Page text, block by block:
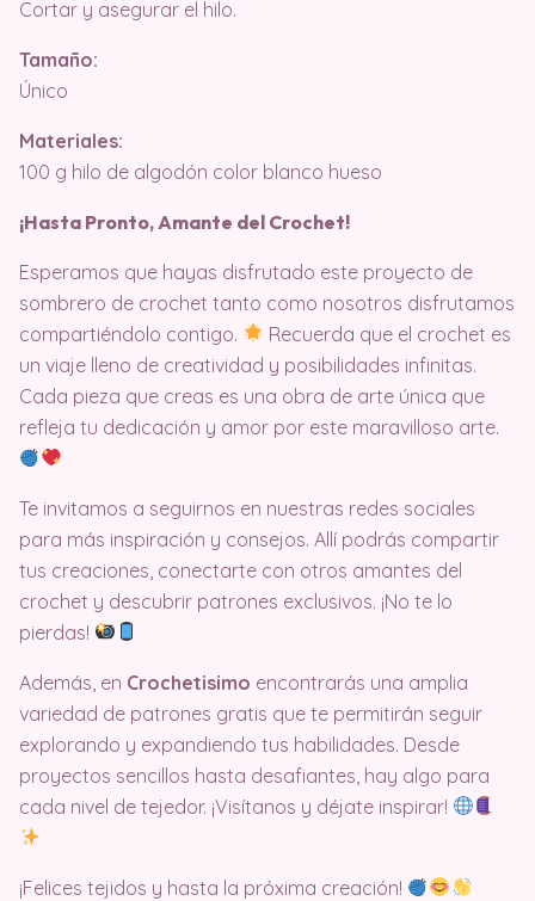
Cortar y asegurar el hilo.
Tamaño:
Único
Materiales:
100 g hilo de algodón color blanco hueso
¡Hasta Pronto, Amante del Crochet!
Esperamos que hayas disfrutado este proyecto de
sombrero de crochet tanto como nosotros disfrutamos
compartiéndolo contigo.
Recuerda que el crochet es
un viaje lleno de creatividad y posibilidades infinitas.
Cada pieza que creas es una obra de arte única que
refleja tu dedicación y amor por este maravilloso arte.
Te invitamos a seguirnos en nuestras redes sociales
para más inspiración y consejos. Allí podrás compartir
tus creaciones, conectarte con otros amantes del
crochet y descubrir patrones exclusivos. ¡No te lo
pierdas!
Además, en Crochetisimo encontrarás una amplia
variedad de patrones gratis que te permitirán seguir
explorando y expandiendo tus habilidades. Desde
proyectos sencillos hasta desafiantes, hay algo para
cada nivel de tejedor. ¡Visítanos y déjate inspirar!
¡Felices tejidos y hasta la próxima creación!